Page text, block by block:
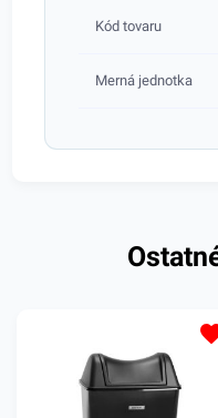
Kód tovaru
Merná jednotka